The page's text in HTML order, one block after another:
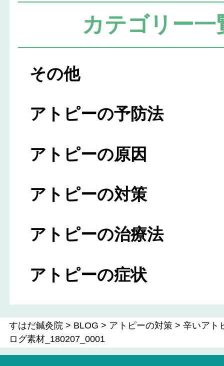
カテゴリー一
その他
アトピーの予防法
アトピーの原因
アトピーの対策
アトピーの治療法
アトピーの症状
すはだ鍼灸院 > BLOG > アトピーの対策 >辛いアト
ログ素材_180207_0001